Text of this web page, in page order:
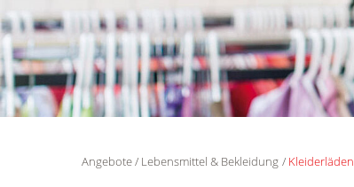
Angebote Lebensmittel & Bekleidung Kleiderläden